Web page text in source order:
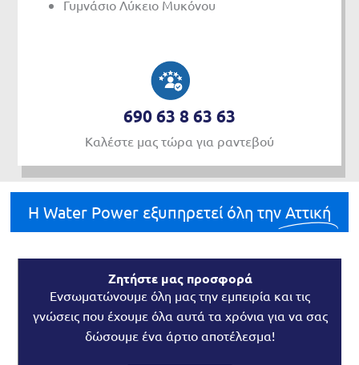
Γυμνάσιο Λύκειο Μυκόνου
690 63 8 63 63
Καλέστε μας τώρα για ραντεβού
H Water Power εξυπηρετεί όλη την Αττική
Ζητήστε μας προσφορά
Ενσωματώνουμε όλη μας την εμπειρία και τις
γνώσεις που έχουμε όλα αυτά τα χρόνια για να σας
δώσουμε ένα άρτιο αποτέλεσμα!